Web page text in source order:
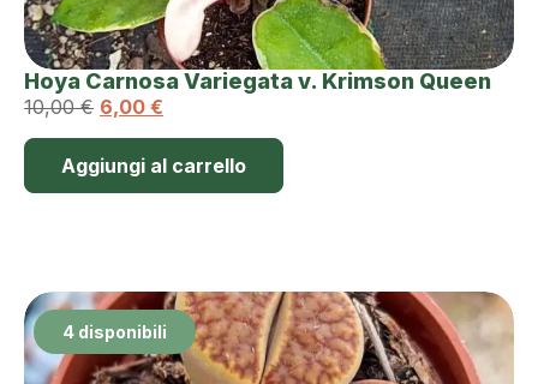
Hoya Carnosa Variegata v. Krimson Queen
10,00€ 6,00 €
Aggiungi al carrello
4 disponibili